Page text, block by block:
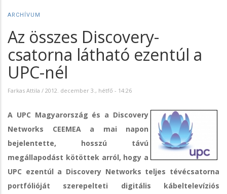
ARCHÍVUM
Az összes Discovery-
csatorna látható ezentúl a
UPC-nél
Farkas Attila / 2012. december 3., hétfő - 14:26
A UPC Magyarország és a Discovery
Networks CEEMEA a mai napon
bejelentette, hosszú távú
megállapodást kötöttek arról, hogy a
UPC ezentúl a Discovery Networks teljes tévécsatorna
portfólióját szerepelteti digitális kábeltelevíziós